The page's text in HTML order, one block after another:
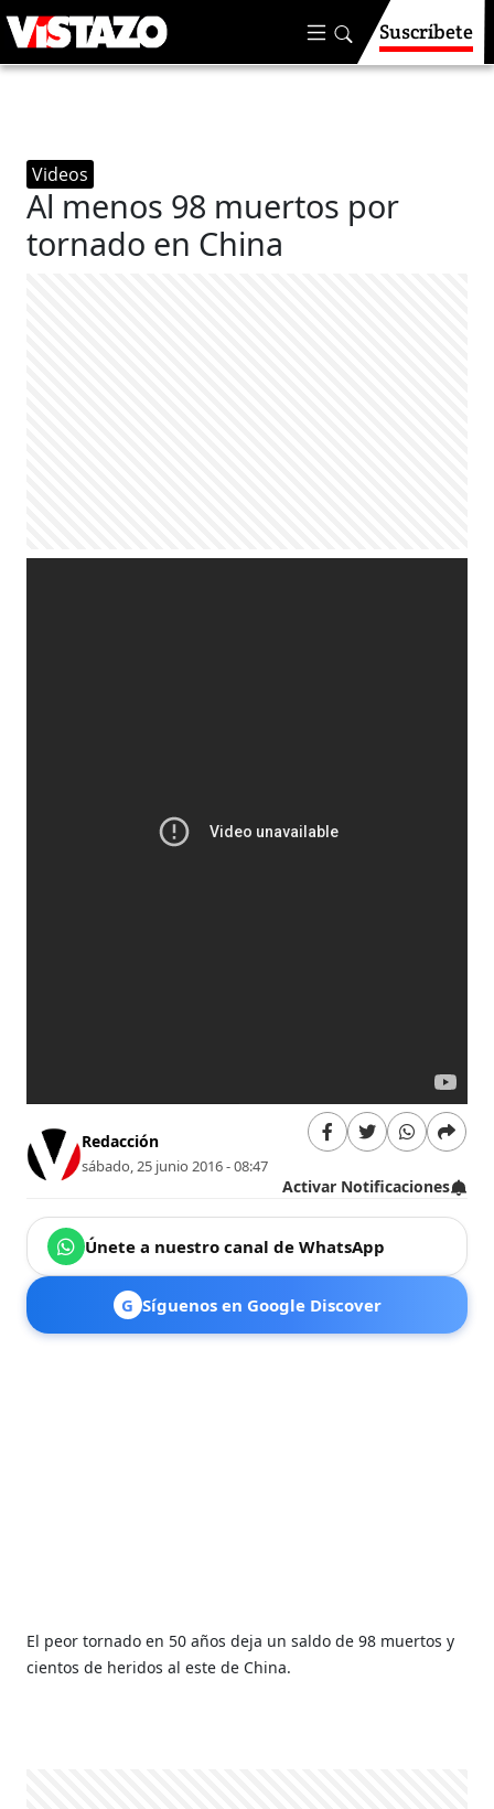
Suscríbete
Videos
Al menos 98 muertos por
tornado en China
Redacción
sábado, 25 junio 2016 - 08:47
Activar Notificaciones
Únete a nuestro canal de WhatsApp
G Síguenos en Google Discover
El peor tornado en 50 años deja un saldo de 98 muertos y
cientos de heridos al este de China.